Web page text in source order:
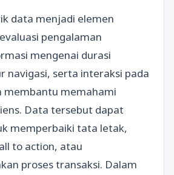
data menjadi elemen
pengalaman
mengenai durasi
navigasi, serta interaksi pada
membantu memahami
Data tersebut dapat
memperbaiki tata letak,
to action, atau
proses transaksi. Dalam